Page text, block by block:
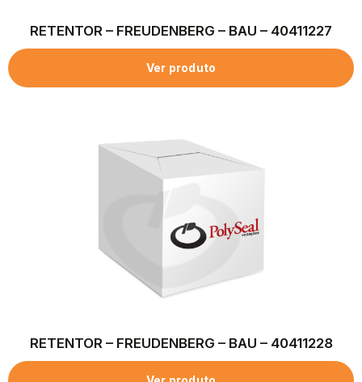
RETENTOR – FREUDENBERG – BAU – 40411227
Ver produto
RETENTOR – FREUDENBERG – BAU – 40411228